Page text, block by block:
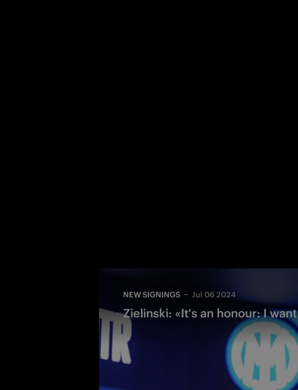
NEW SIGNINGS Jul 06 2024
Zielinski: «It's an honour: I